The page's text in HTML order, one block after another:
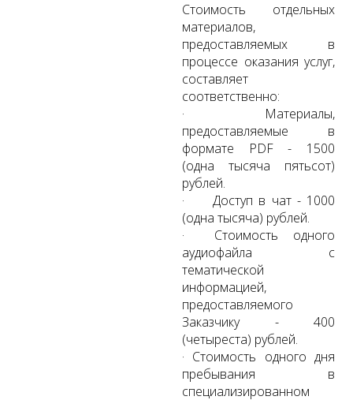
Стоимость отдельных
материалов,
предоставляемых в
процессе оказания услуг,
составляет
соответственно:
· Материалы,
предоставляемые в
формате PDF - 1500
(одна тысяча пятьсот)
рублей.
· Доступ в чат - 1000
(одна тысяча) рублей.
· Стоимость одного
аудиофайла с
тематической
информацией,
предоставляемого
Заказчику - 400
(четыреста) рублей.
· Стоимость одного дня
пребывания в
специализированном